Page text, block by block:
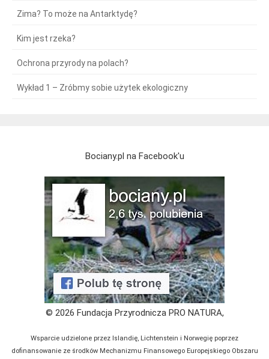
Zima? To może na Antarktydę?
Kim jest rzeka?
Ochrona przyrody na polach?
Wykład 1 – Zróbmy sobie użytek ekologiczny
Bociany.pl na Facebook'u
© 2026 Fundacja Przyrodnicza PRO NATURA,
Wsparcie udzielone przez Islandię, Lichtenstein i Norwegię poprzez
dofinansowanie ze środków Mechanizmu Finansowego Europejskiego Obszaru